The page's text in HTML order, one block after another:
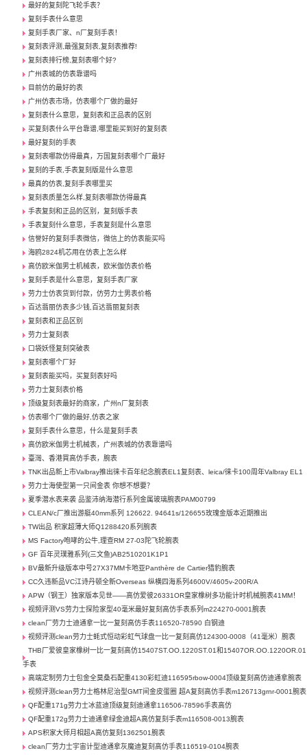
最好的复刻陀飞轮手表？
复刻手表什么意思
复刻手表厂家、n厂复刻手表！
复刻表评测,最强复刻表,复刻表推荐!
复刻表排行榜,复刻表哪个好?
广州表城的仿表靠谱吗
目前仿的最好的表
广州仿表市场，仿表哪个厂做的最好
复刻表什么意思，复刻表和正品表的区别
买复刻表什么平台靠谱,哪里能买到好的复刻表
最好复刻的手表
复刻表哪款仿得最真，万国复刻表哪个厂最好
复刻的手表,手表复刻版是什么意思
最真的仿表,复刻手表哪里买
复刻表质量怎么样,复刻表哪款仿得最真
手表复刻和正品的区别，复刻版手表
手表复刻什么意思，手表复刻是什么意思
信誉好的复刻手表微信，微信上的仿表能买吗
海鸥2824机芯用在仿表上怎么样
高仿欧米伽男士机械表，欧米伽仿表价格
复刻手表是什么意思，复刻手表厂家
劳力士仿表货到付款，仿劳力士男表价格
百达翡丽仿表多少钱,百达翡丽复刻表
复刻表和正品区别
劳力士复刻表
口袋妖怪复刻突破表
复刻表哪个厂好
复刻表能买吗，买复刻表好吗
劳力士复刻表价格
顶级复刻表最好的商家，广州n厂复刻表
仿表哪个厂做的最好,仿表之家
复刻手表什么意思，什么是复刻手表
高仿欧米伽男士机械表，广州表城的仿表靠谱吗
臺灣、香港買高仿手表，腕表
TNK出品新上市Valbray推出徕卡百年纪念腕表EL1复刻表、leica/徕卡100周年Valbray EL1
劳力士海使型第一只间金表 你想不想要？
夏季潜水表来袭 品鉴沛纳海潜行系列金属玻璃腕表PAM00799
CLEAN/c厂推出游艇40mm系列 126622. 94641s/126655玫瑰金版本近期推出
TW出品 积家超薄大师Q1288420系列腕表
MS Factory咆哮的公牛,理查RM 27-03陀飞轮腕表
GF 百年灵璞雅系列(三文鱼)AB2510201K1P1
BV最新升级版本中号27X37MM卡地亚Panthère de Cartier猎豹腕表
CC久违新品VC江诗丹顿全新Overseas 纵横四海系列4600V/4605v-200R/A
APW（钢王）独家版本见世——高仿爱彼26331OR皇家橡树多功能计时机械腕表41MM！
视频评测VS劳力士探险家型40毫米最好复刻高仿手表系列m224270-0001腕表
clean厂劳力士迪通拿一比一复刻高仿手表116520-78590 白钢迪
视频评测clean劳力士蚝式恒动彩虹气球盘一比一复刻高仿124300-0008（41毫米）腕表
THB厂爱彼皇家橡树一比一复刻高仿15407ST.OO.1220ST.01和15407OR.OO.1220OR.01
手表
高端定制劳力士包金全莫桑石配重4130彩虹迪116595rbow-0004顶级复刻高仿迪通拿腕表
视频评测clean劳力士格林尼治型GMT间金皮蛋圈 超A复刻高仿手表m126713grnr-0001腕表
QF配重171g劳力士冰蓝迪顶级复刻迪通拿116506-78596手表高仿
QF配重172g劳力士迪通拿绿金迪超A高仿复刻手表m116508-0013腕表
APS积家大师月相超A高仿复刻1362501腕表
clean厂劳力士宇宙计型迪通拿灰魔迪复刻高仿手表116519-0104腕表